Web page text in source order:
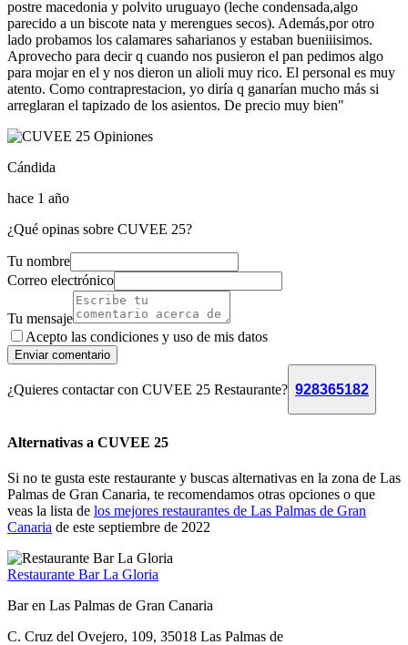
postre macedonia y polvito uruguayo (leche condensada,algo
parecido a un biscote nata y merengues secos). Además,por otro
lado probamos los calamares saharianos y estaban bueniiisimos.
Aprovecho para decir q cuando nos pusieron el pan pedimos algo
para mojar en el y nos dieron un alioli muy rico. El personal es muy
atento. Como contraprestacion, yo diría q ganarían mucho más si
arreglaran el tapizado de los asientos. De precio muy bien"
Cándida
hace 1 año
¿Qué opinas sobre CUVEE 25?
Tu nombre
Correo electrónico
Tu mensaje
Acepto las condiciones y uso de mis datos
Enviar comentario
¿Quieres contactar con CUVEE 25 Restaurante? 928365182
Alternativas a CUVEE 25
Si no te gusta este restaurante y buscas alternativas en la zona de Las
Palmas de Gran Canaria, te recomendamos otras opciones o que
veas la lista de los mejores restaurantes de Las Palmas de Gran
Canaria de este septiembre de 2022
Restaurante Bar La Gloria
Bar en Las Palmas de Gran Canaria
C. Cruz del Ovejero, 109, 35018 Las Palmas de